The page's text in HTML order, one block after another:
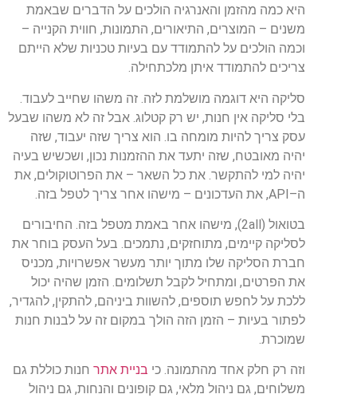
היא כמה מהזמן והאנרגיה הולכים על הדברים שבאמת
משנים – המוצרים, התיאורים, התמונות, חווית הקנייה –
וכמה הולכים על להתמודד עם בעיות טכניות שלא הייתם
צריכים להתמודד איתן מלכתחילה.
סליקה היא דוגמה מושלמת לזה זה משהו שחייב לעבוד
בלי סליקה אין חנות, יש רק קטלוג אבל זה לא משהו שבעל
עסק צריך להיות מומחה בו הוא צריך שזה יעבוד, שזה
יהיה מאובטח, שזה יתעד את ההזמנות נכון, ושכשיש בעיה
יהיה למי להתקשר את כל השאר – את הפרוטוקולים, את
ה–
API
, את העדכונים – מישהו אחר צריך לטפל בזה
בטואול (2
all
), מישהו אחר באמת מטפל בזה. החיבורים
לסליקה קיימים, מתוחזקים, נתמכים. בעל העסק בוחר את
חברת הסליקה שלו מתוך יותר מעשר אפשרויות, מכניס
את הפרטים, ומתחיל לקבל תשלומים. הזמן שהיה יכול
ללכת על לחפש תוספים, להשוות ביניהם, להתקין, להגדיר,
לפתור בעיות – הזמן הזה הולך במקום זה על לבנות חנות
שמוכרת.
וזה רק חלק אחד מהתמונה. כי בניית אתר חנות כוללת גם
משלוחים, גם ניהול מלאי, גם קופונים והנחות, גם ניהול